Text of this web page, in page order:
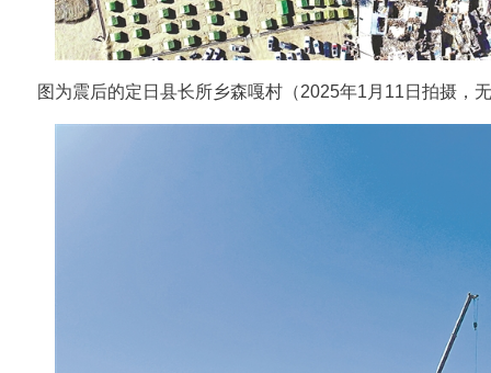
图为震后的定日县长所乡森嘎村（2025年1月11日拍摄，